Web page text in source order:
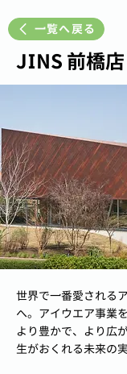
一覧へ戻る
JINS 前橋店
世界で一番愛される
へ。アイウエア事業
より豊かで、より広
生がおくれる未来の